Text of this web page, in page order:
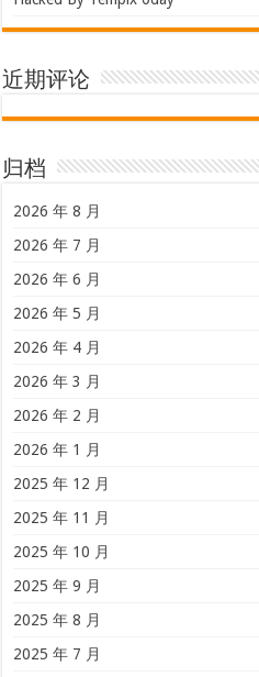
近期评论
归档
2026 年 8 月
2026 年 7 月
2026 年 6 月
2026 年 5 月
2026 年 4 月
2026 年 3 月
2026 年 2 月
2026 年 1 月
2025 年 12 月
2025 年 11 月
2025 年 10 月
2025 年 9 月
2025 年 8 月
2025 年 7 月